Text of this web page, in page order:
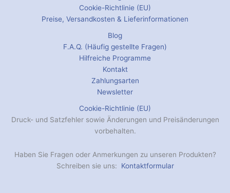
Cookie-Richtlinie (EU)
Preise, Versandkosten & Lieferinformationen
Blog
F.A.Q. (Häufig gestellte Fragen)
Hilfreiche Programme
Kontakt
Zahlungsarten
Newsletter
Cookie-Richtlinie (EU)
Druck- und Satzfehler sowie Änderungen und Preisänderungen
vorbehalten.
Haben Sie Fragen oder Anmerkungen zu unseren Produkten?
Schreiben sie uns: Kontaktformular